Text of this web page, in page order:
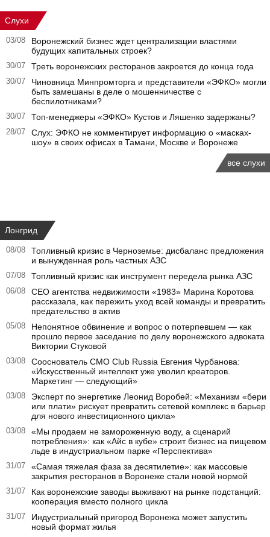
Слухи
03/08
Воронежский бизнес ждет централизации властями
будущих капитальных строек?
30/07 Треть воронежских ресторанов закроется до конца года
30/07
Чиновница Минпромторга и представители «ЭФКО» могли
быть замешаны в деле о мошенничестве с
беспилотниками?
30/07 Топ-менеджеры «ЭФКО» Кустов и Ляшенко задержаны?
28/07
Слух: ЭФКО не комментирует информацию о «масках-
шоу» в своих офисах в Тамани, Москве и Воронеже
все слухи
Лонгрид
08/08
Топливный кризис в Черноземье: дисбаланс предложения
и вынужденная роль частных АЗС
07/08 Топливный кризис как инструмент передела рынка АЗС
06/08
CEO агентства недвижимости «1983» Марина Коротова
рассказала, как пережить уход всей команды и превратить
предательство в актив
05/08
Непонятное обвинение и вопрос о потерпевшем — как
прошло первое заседание по делу воронежского адвоката
Виктории Стуковой
03/08
Сооснователь CMO Club Russia Евгения Чурбанова:
«Искусственный интеллект уже уволил креаторов.
Маркетинг — следующий»
03/08
Эксперт по энергетике Леонид Воробей: «Механизм «бери
или плати» рискует превратить сетевой комплекс в барьер
для нового инвестиционного цикла»
03/08
«Мы продаем не замороженную воду, а сценарий
потребления»: как «Айс в кубе» строит бизнес на пищевом
льде в индустриальном парке «Перспектива»
31/07
«Самая тяжелая фаза за десятилетие»: как массовые
закрытия ресторанов в Воронеже стали новой нормой
31/07
Как воронежские заводы выживают на рынке подстанций:
кооперация вместо полного цикла
31/07
Индустриальный пригород Воронежа может запустить
новый формат жилья